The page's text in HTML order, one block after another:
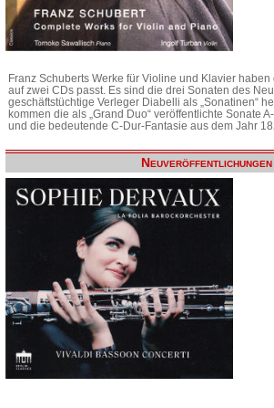
Franz Schuberts Werke für Violine und Klavier
auf zwei CDs passt. Es sind die drei Sonaten des
geschäftstüchtige Verleger Diabelli als „Sonatinen“
kommen die als „Grand Duo“ veröffentlichte Sonate
und die bedeutende C-Dur-Fantasie aus dem Jahr
Neuveröffentlichungen